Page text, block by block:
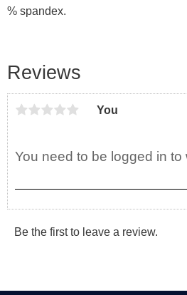
% spandex.
Reviews
You
Be the first to leave a review.